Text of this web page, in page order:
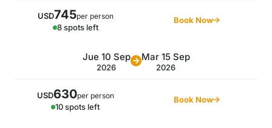
USD745per person
8 spots left
Book Now
Jue 10 Sep
2026
Mar 15 Sep
2026
USD630per person
10 spots left
Book Now